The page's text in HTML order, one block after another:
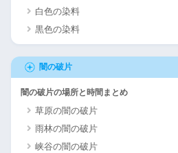
白色の染料
黒色の染料
闇の破片
闇の破片の場所と時間まとめ
草原の闇の破片
雨林の闇の破片
峡谷の闇の破片